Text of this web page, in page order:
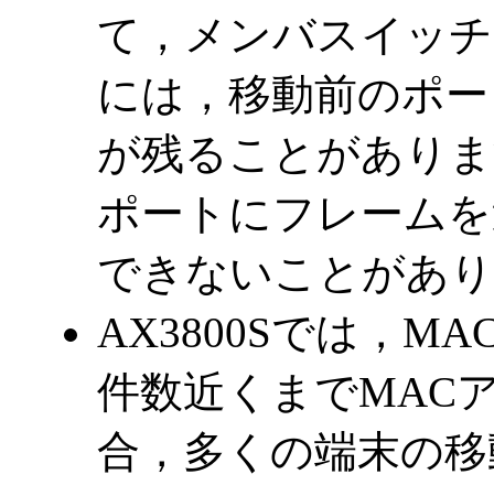
て，メンバスイッ
には，移動前のポ
が残ることがあり
ポートにフレーム
できないことがあ
AX3800Sでは，
件数近くまでMAC
合，多くの端末の